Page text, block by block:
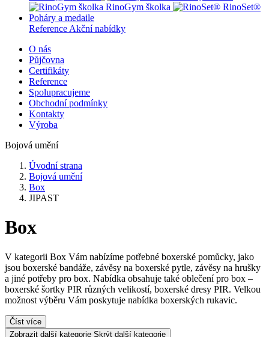
RinoGym školka
RinoSet®
Poháry a medaile
Reference Akční nabídky
O nás
Půjčovna
Certifikáty
Reference
Spolupracujeme
Obchodní podmínky
Kontakty
Výroba
Bojová umění
Úvodní strana
Bojová umění
Box
JIPAST
Box
V kategorii Box Vám nabízíme potřebné boxerské pomůcky, jako
jsou boxerské bandáže, závěsy na boxerské pytle, závěsy na hrušky
a jiné potřeby pro box. Nabídka obsahuje také oblečení pro box –
boxerské šortky PIR různých velikostí, boxerské dresy PIR. Velkou
možnost výběru Vám poskytuje nabídka boxerských rukavic.
Číst více
Zobrazit další kategorie Skrýt další kategorie